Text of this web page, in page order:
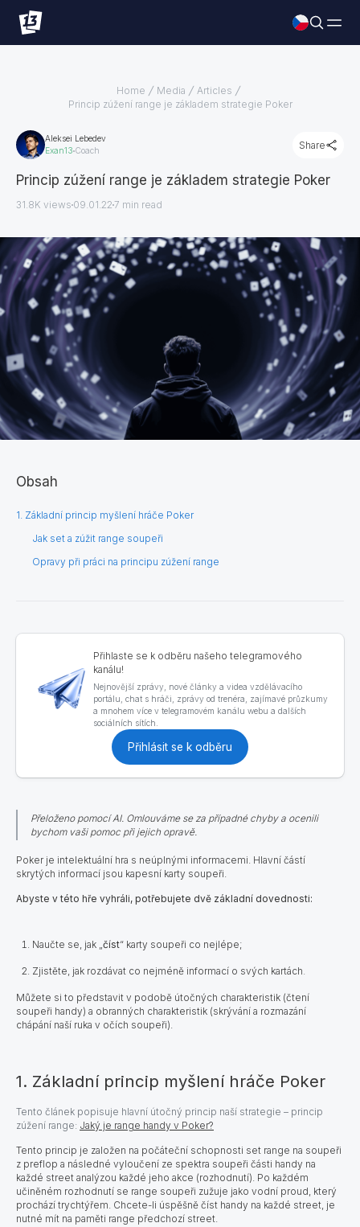
Home Media
Articles
Princip zúžení range je základem strategie Poker
Aleksei Lebedev
Exan13 Coach Share
Princip zúžení range je základem strategie Poker
31.8K views 09.01.22 7 min read
Obsah
1. Základní princip myšlení hráče Poker
Jak set a zúžit range soupeři
Opravy při práci na principu zúžení range
Přihlaste se k odběru našeho telegramového
kanálu!
Nejnovější zprávy, nové články a videa vzdělávacího
portálu, chat s hráči, zprávy od trenéra, zajímavé průzkumy
a mnohem více v telegramovém kanálu webu a dalších
sociálních sítích.
Přihlásit se k odběru
Přeloženo pomocí AI. Omlouváme se za případné chyby a ocenili
bychom vaši pomoc při jejich opravě.
Poker je intelektuální hra s neúplnými informacemi. Hlavní částí
skrytých informací jsou kapesní karty soupeři.
Abyste v této hře vyhráli, potřebujete dvě základní dovednosti:
Naučte se, jak „ číst“ karty soupeři co nejlépe;
Zjistěte, jak rozdávat co nejméně informací o svých kartách
Můžete si to představit v podobě útočných charakteristik (čtení
soupeři handy) a obranných charakteristik (skrývání a rozmazání
chápání naší ruka v očích soupeři).
1. Základní princip myšlení hráče Poker
Tento článek popisuje hlavní útočný princip naší strategie – princip
zúžení range: Jaký je range handy v Poker?
Tento princip je založen na počáteční schopnosti set range na soupeři
z preflop a následné vyloučení ze spektra soupeři části handy na
každé street analýzou každé jeho akce (rozhodnutí). Po každém
učiněném rozhodnutí se range soupeři zužuje jako vodní proud, který
prochází trychtýřem. Chcete-li úspěšně číst handy na každé street, je
nutné mít na paměti range předchozí street.